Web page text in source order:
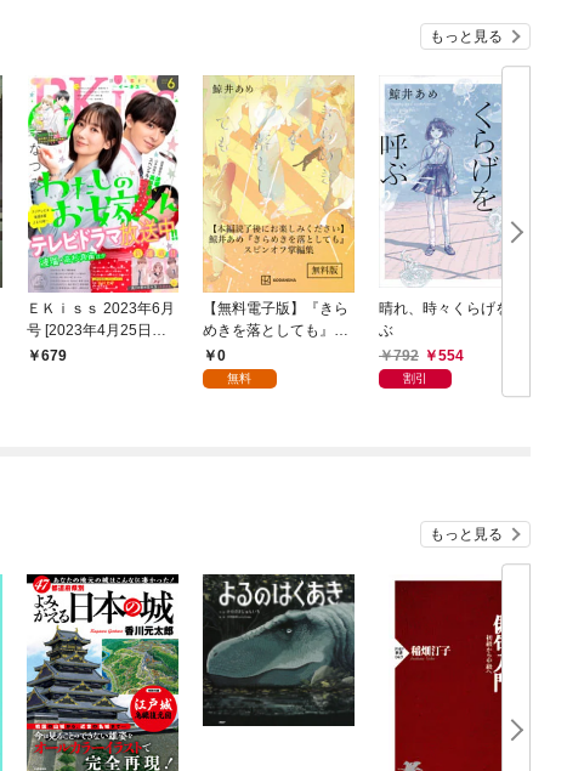
もっと見る
ＥＫｉｓｓ 2023年6月
号 [2023年4月25日発
売]679
【無料電子版】『きら
めきを落としても』ス
ピンオフ掌編集
0
無料
晴れ、時々くらげを呼
ぶ
792
554
割引
もっと見る